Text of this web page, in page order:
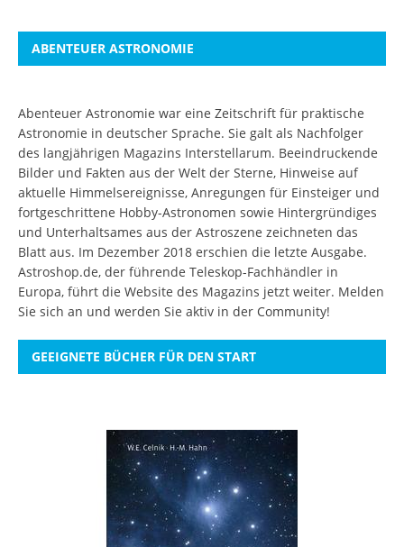
ABENTEUER ASTRONOMIE
Abenteuer Astronomie war eine Zeitschrift für praktische
Astronomie in deutscher Sprache. Sie galt als Nachfolger
des langjährigen Magazins Interstellarum. Beeindruckende
Bilder und Fakten aus der Welt der Sterne, Hinweise auf
aktuelle Himmelsereignisse, Anregungen für Einsteiger und
fortgeschrittene Hobby-Astronomen sowie Hintergründiges
und Unterhaltsames aus der Astroszene zeichneten das
Blatt aus. Im Dezember 2018 erschien die letzte Ausgabe.
Astroshop.de, der führende Teleskop-Fachhändler in
Europa, führt die Website des Magazins jetzt weiter. Melden
Sie sich an und werden Sie aktiv in der Community!
GEEIGNETE BÜCHER FÜR DEN START